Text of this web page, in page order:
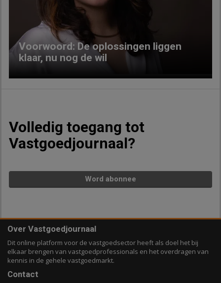
Voorwoord: De oplossingen liggen
klaar, nu nog de wil
Volledig toegang tot
Vastgoedjournaal?
Word abonnee
Over Vastgoedjournaal
Dit online platform voor de vastgoedsector heeft als doel het bij
elkaar brengen van vastgoedprofessionals en het overdragen van
kennis in de gehele vastgoedmarkt.
Contact